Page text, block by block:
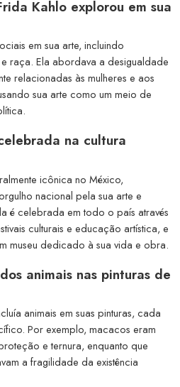
Kahlo explorou em sua
em sua arte, incluindo
raça. Ela abordava a desigualdade
relacionadas às mulheres e aos
sua arte como um meio de
na cultura
icônica no México,
nacional pela sua arte e
é celebrada em todo o país através
culturais e educação artística, e
museu dedicado à sua vida e obra.
animais nas pinturas de
animais em suas pinturas, cada
Por exemplo, macacos eram
e ternura, enquanto que
a fragilidade da existência